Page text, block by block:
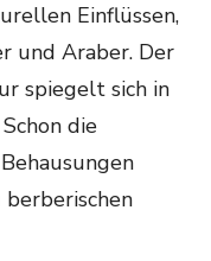
Einflüssen,
und Araber. Der
spiegelt sich in
die